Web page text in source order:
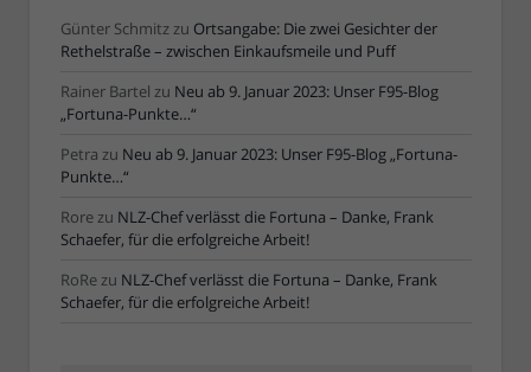
Günter Schmitzzu Ortsangabe: Die zwei Gesichter der
Rethelstraße – zwischen Einkaufsmeile und Puff
Rainer Bartel zu Neu ab 9. Januar 2023: Unser F95-Blog
„Fortuna-Punkte…“
Petra zu Neu ab 9. Januar 2023: Unser F95-Blog „Fortuna-
Punkte…“
Rorezu NLZ-Chef verlässt die Fortuna – Danke, Frank
Schaefer, für die erfolgreiche Arbeit!
RoRezu NLZ-Chef verlässt die Fortuna – Danke, Frank
Schaefer, für die erfolgreiche Arbeit!